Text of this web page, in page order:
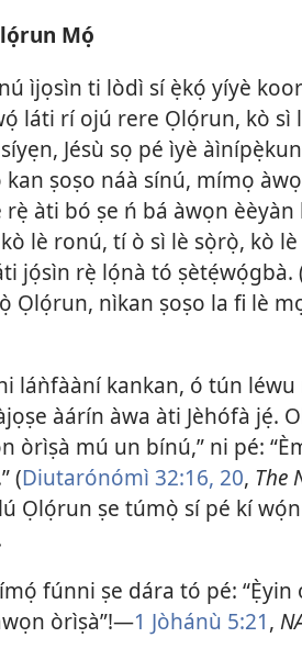
Mọ́
ìjọsìn ti lòdì sí ẹ̀kọ́ yíyè
láti rí ojú rere Ọlọ́run, kò sì
Jésù sọ pé ìyè
ṣoṣo náà sínú, mímọ
àti bó ṣe ń bá àwọn èèyàn
lè ronú, tí ò sì lè sọ̀rọ̀, kò
jọ́sìn rẹ̀ lọ́nà tó ṣètẹ́wọ́gbà.
Ọlọ́run, nìkan ṣoṣo la fi lè
láǹfààní kankan, ó tún
àárín àwa àti Jèhófà jẹ́.
òrìṣà mú un bínú,” ni pé:
(Diutarónómì 32:16, 20, The
Ọlọ́run ṣe túmọ̀ sí pé kí wọ́n
fúnni ṣe dára tó pé: “Ẹ̀yin
òrìṣà”!—1 Jòhánù 5:21,